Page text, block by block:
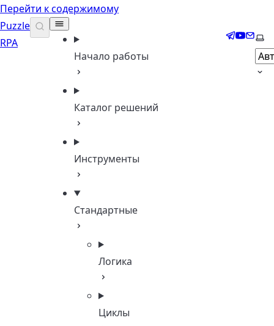
Перейти к содержимому
Puzzle
RPA
Начало работы
Каталог решений
Инструменты
Стандартные
Логика
Циклы
Telegram
YouTube
Email